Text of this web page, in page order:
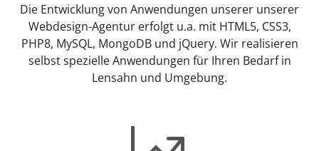
Die Entwicklung von Anwendungen unserer unserer
Webdesign-Agentur erfolgt u.a. mit HTML5, CSS3,
PHP8, MySQL, MongoDB und jQuery. Wir realisieren
selbst spezielle Anwendungen für Ihren Bedarf in
Lensahn und Umgebung.